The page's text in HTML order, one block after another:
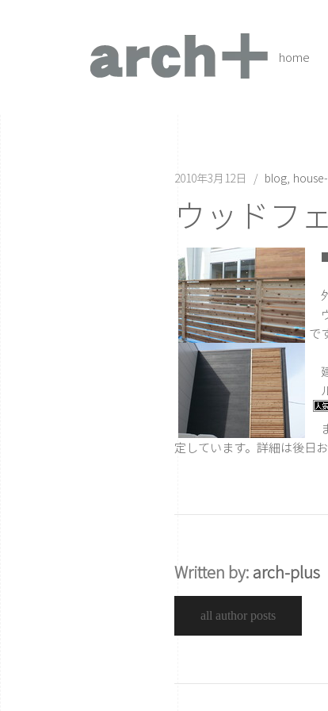
home
2010年3月12日 blog
ウッドフ
■
で
定しています。詳細は後日お
Written by:arch-plus
all author posts